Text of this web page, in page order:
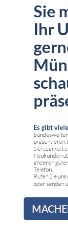
Sie
Ihr
Es gibt
Sichtbarkeit
Neukunden
anderen
Telefon.
Rufen Sie
oder senden